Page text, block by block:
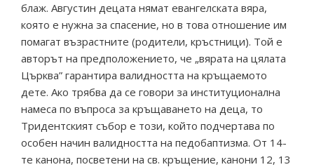
блаж. Августин децата нямат евангелската вяра,
която е нужна за спасение, но в това отношение им
помагат възрастните (родители, кръстници). Той е
авторът на предположението, че „вярата на цялата
Църква” гарантира валидността на кръщаемото
дете. Ако трябва да се говори за институционална
намеса по въпроса за кръщаването на деца, то
Тридентският събор е този, който подчертава по
особен начин валидността на педобаптизма. От 14-
те канона, посветени на св. кръщение, канони 12, 13